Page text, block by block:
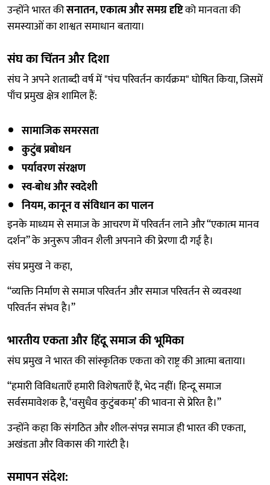
उन्होंने भारत कीसनातन, एकात्म और समग्र दृष्टिको मानवता की
समस्याओं का शाश्वत समाधान बताया।
संघ का चिंतन और दिशा
संघ ने अपने शताब्दी वर्ष में "पंच परिवर्तन कार्यक्रम" घोषित किया, जिसमें
पाँच प्रमुख क्षेत्र शामिल हैं:
सामाजिक समरसता
कुटुंब प्रबोधन
पर्यावरण संरक्षण
स्व-बोध और स्वदेशी
नियम, कानून व संविधान का पालन
इनके माध्यम से समाज के आचरण में परिवर्तन लाने और “एकात्म मानव
दर्शन” के अनुरूप जीवन शैली अपनाने की प्रेरणा दी गई है।
संघ प्रमुख ने कहा,
“व्यक्ति निर्माण से समाज परिवर्तन और समाज परिवर्तन से व्यवस्था
परिवर्तन संभव है।”
भारतीय एकता और हिंदू समाज की भूमिका
संघ प्रमुख ने भारत की सांस्कृतिक एकता को राष्ट्र की आत्मा बताया।
“हमारी विविधताएँ हमारी विशेषताएँ हैं, भेद नहीं। हिन्दू समाज
सर्वसमावेशक है, ‘वसुधैव कुटुंबकम्’ की भावना से प्रेरित है।”
उन्होंने कहा कि संगठित और शील-संपन्न समाज ही भारत की एकता,
अखंडता और विकास की गारंटी है।
समापन संदेश: